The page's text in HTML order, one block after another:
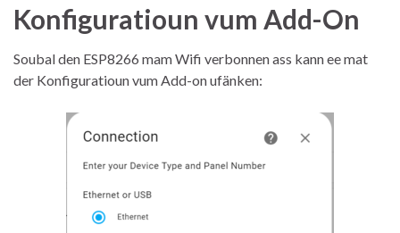
Konfiguratioun vum Add-On
Soubal den ESP8266 mam Wifi verbonnen ass kann ee mat
der Konfiguratioun vum Add-on ufänken: